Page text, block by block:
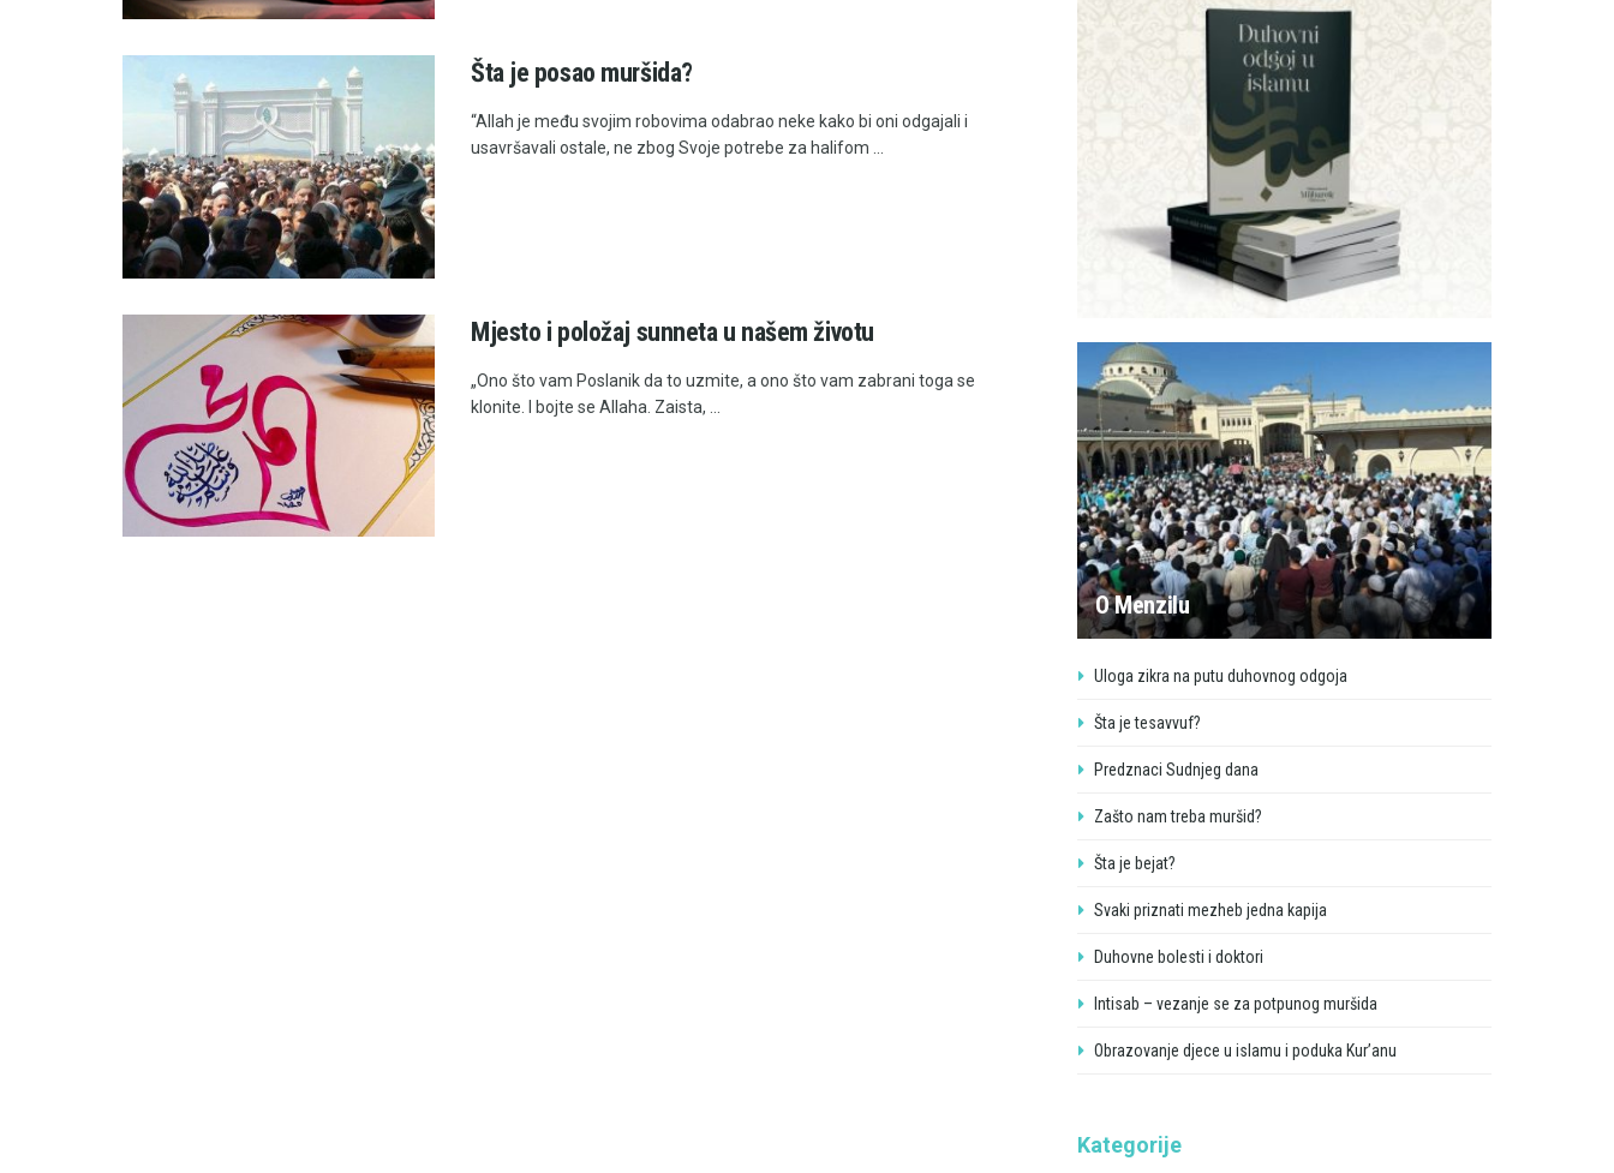
Šta je posao muršida?
“Allah je među svojim robovima odabrao neke kako bi oni odgajali i
usavršavali ostale, ne zbog Svoje potrebe za halifom ...
Mjesto i položaj sunneta u našem životu
„Ono što vam Poslanik da to uzmite, a ono što vam zabrani toga se
klonite. I bojte se Allaha. Zaista, ...
O Menzilu
Uloga zikra na putu duhovnog odgoja
Šta je tesavvuf?
Predznaci Sudnjeg dana
Zašto nam treba muršid?
Šta je bejat?
Svaki priznati mezheb jedna kapija
Duhovne bolesti i doktori
Intisab – vezanje se za potpunog muršida
Obrazovanje djece u islamu i poduka Kur’anu
Kategorije